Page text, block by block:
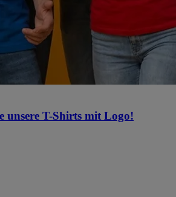
unsere T-Shirts mit Logo!